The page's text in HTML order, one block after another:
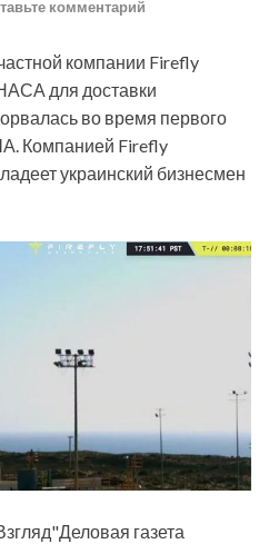
комментарий
компании Firefly
для доставки
во время первого
Компанией Firefly
украинский бизнесмен
газета